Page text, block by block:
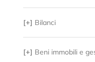
[+] Bilanci
[+] Beni immobili e